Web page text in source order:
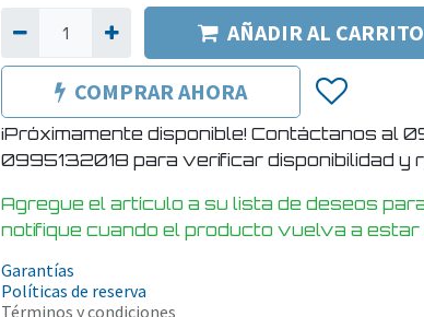
AÑADIR AL CARRITO
COMPRAR AHORA
¡Próximamente disponible! Contáctanos al
0995132018 para verificar disponibilidad y
Agregue el artículo a su lista de deseos
notifique cuando el producto vuelva a estar
Garantías
Políticas de reserva
Términos y condiciones